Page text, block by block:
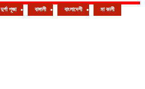
দুর্গা পূজা বাঙ্গালী বাংলাদেশী মা কালী